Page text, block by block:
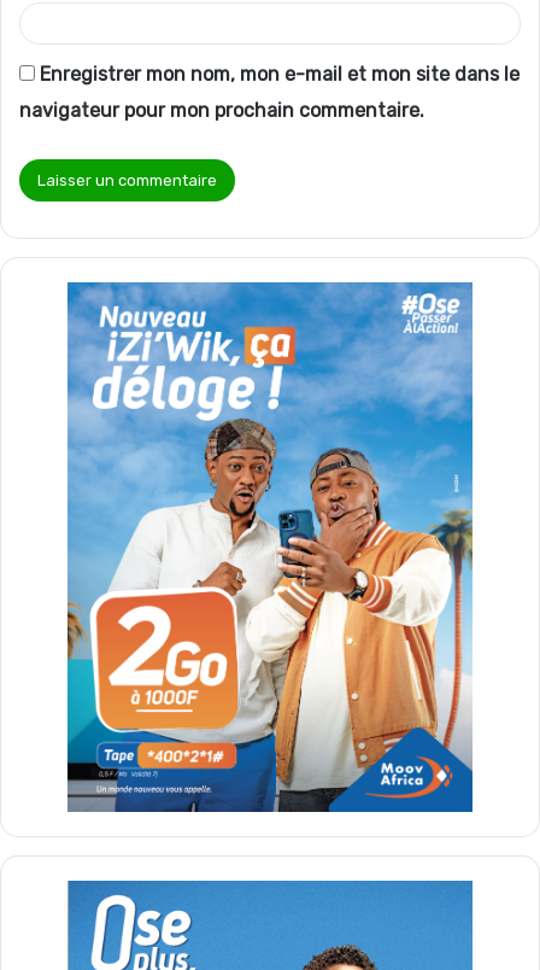
Enregistrer mon nom, mon e-mail et mon site dans le
navigateur pour mon prochain commentaire.